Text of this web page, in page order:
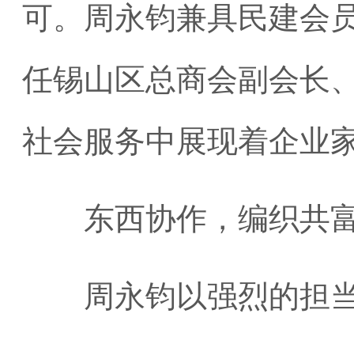
可。周永钧兼具民建会
任锡山区总商会副会长
社会服务中展现着企业
东西协作，编织共富
周永钧以强烈的担当